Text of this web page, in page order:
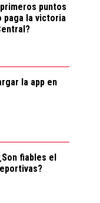
puntos
paga la victoria
la app en
fiables el